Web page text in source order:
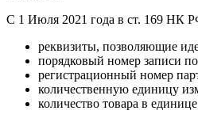
С 1 Июля 2021 года в ст. 169 НК
реквизиты, позволяющие
порядковый номер записи
регистрационный номер
количественную единицу
количество товара в